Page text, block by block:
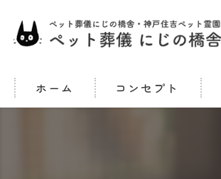
ホーム コンセプト